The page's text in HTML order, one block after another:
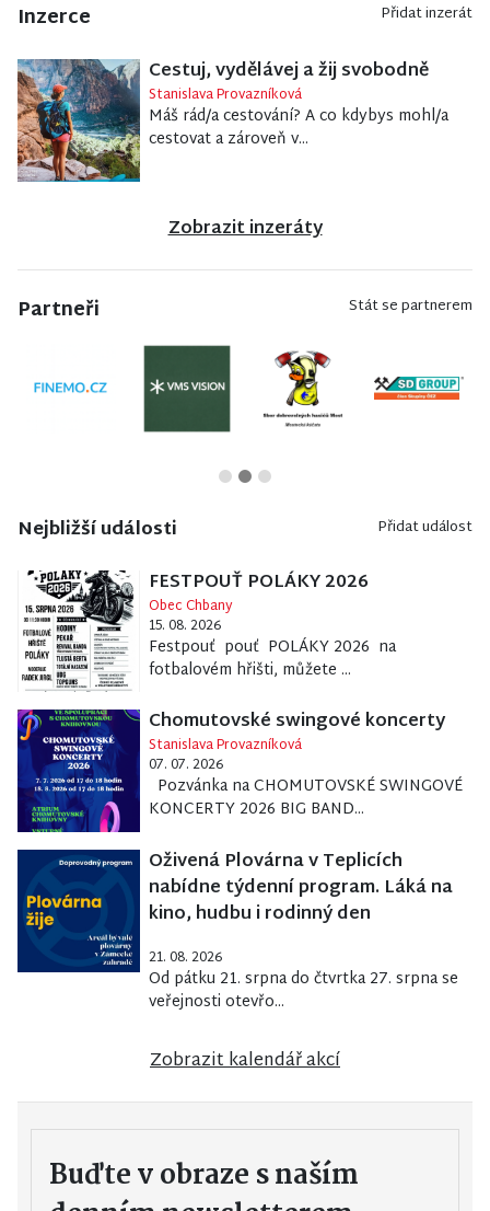
Inzerce Přidat inzerát
Cestuj, vydělávej a žij svobodně
Stanislava Provazníková
Máš rád/a cestování? A co kdybys mohl/a
cestovat a zároveň v...
Zobrazit inzeráty
Partneři Stát se partnerem
Nejbližší události Přidat událost
FESTPOUŤ POLÁKY 2026
Obec Chbany
15. 08. 2026
Festpouť pouť POLÁKY 2026 na
fotbalovém hřišti, můžete ...
Chomutovské swingové koncerty
Stanislava Provazníková
07. 07. 2026
Pozvánka na CHOMUTOVSKÉ SWINGOVÉ
KONCERTY 2026 BIG BAND...
Oživená Plovárna v Teplicích
nabídne týdenní program. Láká na
kino, hudbu i rodinný den
21. 08. 2026
Od pátku 21. srpna do čtvrtka 27. srpna se
veřejnosti otevřo...
Zobrazit kalendář akcí
Buďte v obraze s naším